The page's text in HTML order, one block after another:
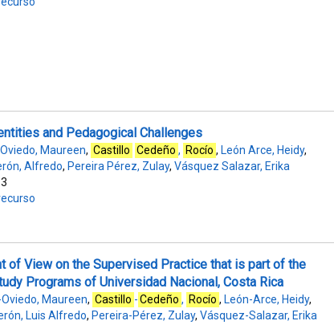
and Pedagogical Challenges
Maureen, Castillo Cedeño , Rocío , León Arce, Heidy,
Alfredo, Pereira Pérez, Zulay, Vásquez Salazar, Erika
of View on the Supervised Practice that is part of the
Programs of Universidad Nacional, Costa Rica
Maureen, Castillo - Cedeño , Rocío , León-Arce, Heidy,
Luis Alfredo, Pereira-Pérez, Zulay, Vásquez-Salazar, Erika